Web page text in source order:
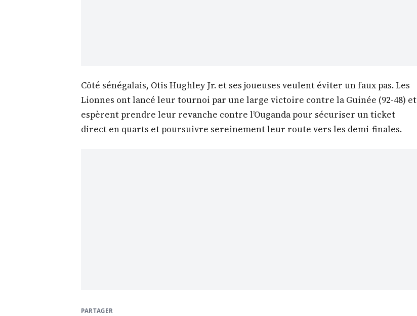
Côté sénégalais, Otis Hughley Jr. et ses joueuses veulent éviter un faux pas. Les
Lionnes ont lancé leur tournoi par une large victoire contre la Guinée (92-48) et
espèrent prendre leur revanche contre l’Ouganda pour sécuriser un ticket
direct en quarts et poursuivre sereinement leur route vers les demi-finales.
PARTAGER